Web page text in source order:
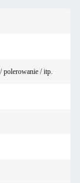
polerowanie / itp.